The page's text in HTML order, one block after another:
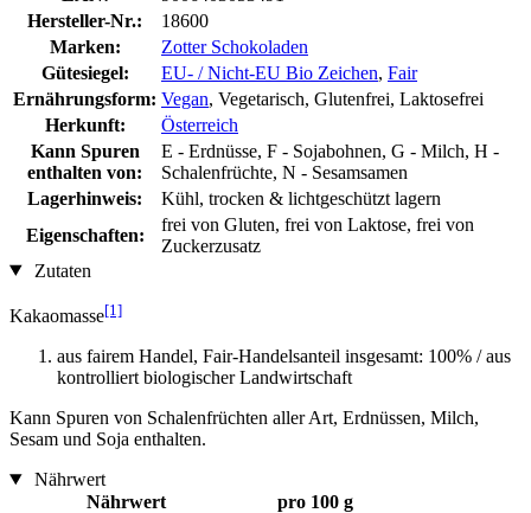
Hersteller-Nr.:
18600
Marken:
Zotter Schokoladen
Gütesiegel:
EU- / Nicht-EU Bio Zeichen, Fair
Ernährungsform: Vegan, Vegetarisch, Glutenfrei, Laktosefrei
Herkunft:
Österreich
Kann Spuren
enthalten von:
E - Erdnüsse, F - Sojabohnen, G - Milch, H -
Schalenfrüchte, N - Sesamsamen
Lagerhinweis:
Kühl, trocken & lichtgeschützt lagern
Eigenschaften:
frei von Gluten, frei von Laktose, frei von
Zuckerzusatz
Zutaten
Kakaomasse[1]
aus fairem Handel, Fair-Handelsanteil insgesamt: 100% / aus
kontrolliert biologischer Landwirtschaft
Kann Spuren von Schalenfrüchten aller Art, Erdnüssen, Milch,
Sesam und Soja enthalten.
Nährwert
Nährwert
pro 100 g